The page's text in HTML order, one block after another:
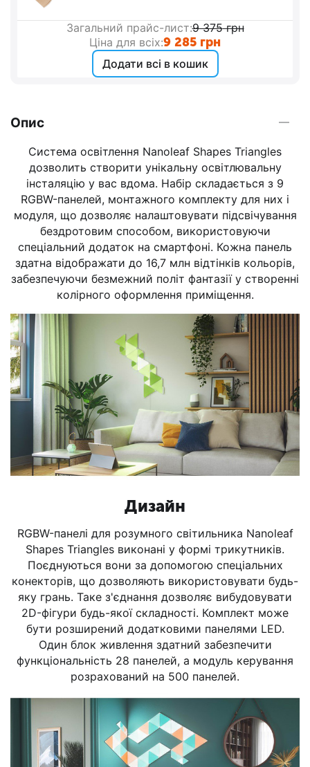
Загальний прайс-лист:9 375грн
Ціна для всіх:9 285 грн
Додати всі в кошик
Опис
Система освітлення Nanoleaf Shapes Triangles
дозволить створити унікальну освітлювальну
інсталяцію у вас вдома. Набір складається з 9
RGBW-панелей, монтажного комплекту для них і
модуля, що дозволяє налаштовувати підсвічування
бездротовим способом, використовуючи
спеціальний додаток на смартфоні. Кожна панель
здатна відображати до 16,7 млн відтінків кольорів,
забезпечуючи безмежний політ фантазії у створенні
колірного оформлення приміщення.
Дизайн
RGBW-панелі для розумного світильника Nanoleaf
Shapes Triangles виконані у формі трикутників.
Поєднуються вони за допомогою спеціальних
конекторів, що дозволяють використовувати будь-
яку грань. Таке з'єднання дозволяє вибудовувати
2D-фігури будь-якої складності. Комплект може
бути розширений додатковими панелями LED.
Один блок живлення здатний забезпечити
функціональність 28 панелей, а модуль керування
розрахований на 500 панелей.